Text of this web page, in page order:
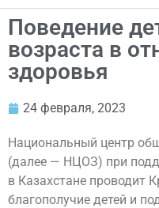
Поведение
возраста в
здоровья
24 февраля, 2023
Национальный центр
(далее — НЦОЗ) при
в Казахстане проводит
благополучие детей и